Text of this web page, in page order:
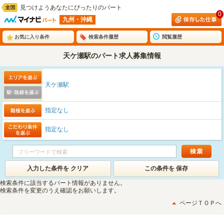
見つけようあなたにぴったりのパート
九州・沖縄
0
お気に入り条件 検索条件履歴 閲覧履歴
天ケ瀬駅のパート求人募集情報
天ケ瀬駅
指定なし
指定なし
入力した条件を クリア この条件を 保存
検索条件に該当するパート情報がありません。
検索条件を変更のうえ確認をお願いします。
ページＴＯＰへ